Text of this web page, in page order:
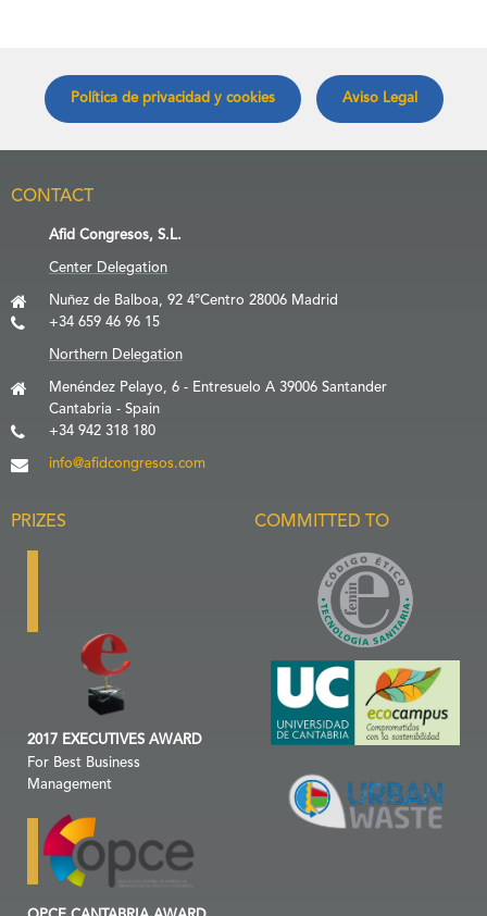
Política de privacidad y cookies Aviso Legal
CONTACT
Afid Congresos, S.L.
Center Delegation
Nuñez de Balboa, 92 4ºCentro 28006 Madrid
+34 659 46 96 15
Northern Delegation
Menéndez Pelayo, 6 - Entresuelo A 39006 Santander
Cantabria - Spain
+34 942 318 180
info@afidcongresos.com
PRIZES
2017 EXECUTIVES AWARD
For Best Business
Management
COMMITTED TO